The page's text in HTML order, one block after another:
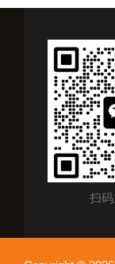
扫